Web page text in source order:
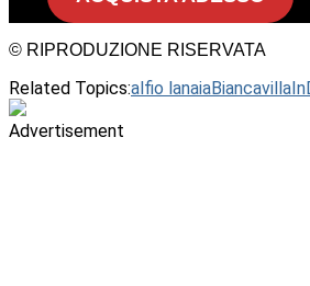
© RIPRODUZIONE RISERVATA
Related Topics:alfio lanaia
Advertisement